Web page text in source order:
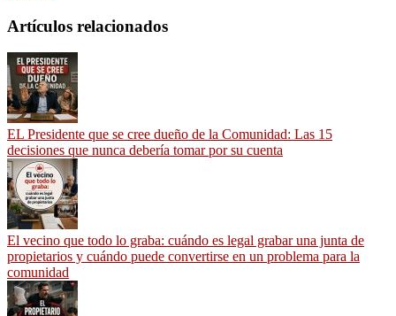
Artículos relacionados
EL Presidente que se cree dueño de la Comunidad: Las 15
decisiones que nunca debería tomar por su cuenta
El vecino que todo lo graba: cuándo es legal grabar una junta de
propietarios y cuándo puede convertirse en un problema para la
comunidad